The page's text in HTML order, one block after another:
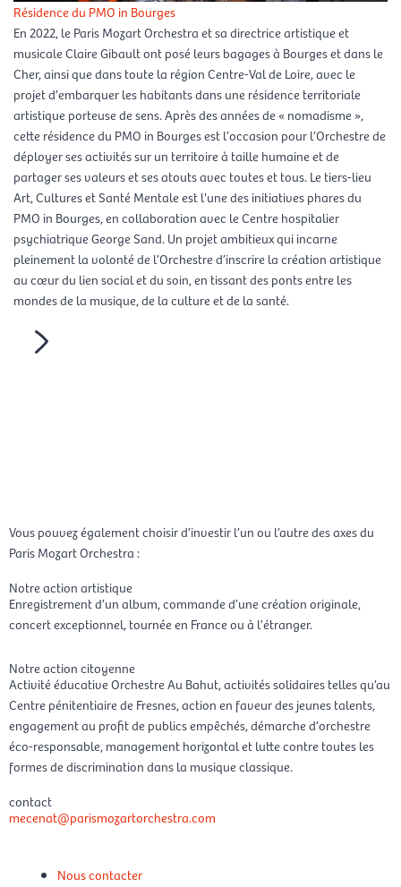
Résidence du PMO in Bourges
En 2022, le Paris Mozart Orchestra et sa directrice artistique et
musicale Claire Gibault ont posé leurs bagages à Bourges et dans le
Cher, ainsi que dans toute la région Centre-Val de Loire, avec le
projet d’embarquer les habitants dans une résidence territoriale
artistique porteuse de sens. Après des années de « nomadisme »,
cette résidence du PMO in Bourges est l’occasion pour l’Orchestre de
déployer ses activités sur un territoire à taille humaine et de
partager ses valeurs et ses atouts avec toutes et tous. Le tiers-lieu
Art, Cultures et Santé Mentale est l'une des initiatives phares du
PMO in Bourges, en collaboration avec le Centre hospitalier
psychiatrique George Sand. Un projet ambitieux qui incarne
pleinement la volonté de l’Orchestre d’inscrire la création artistique
au cœur du lien social et du soin, en tissant des ponts entre les
mondes de la musique, de la culture et de la santé.
Vous pouvez également choisir d’investir l’un ou l’autre des axes du
Paris Mozart Orchestra :
Notre action artistique
Enregistrement d’un album, commande d’une création originale,
concert exceptionnel, tournée en France ou à l’étranger.
Notre action citoyenne
Activité éducative Orchestre Au Bahut, activités solidaires telles qu’au
Centre pénitentiaire de Fresnes, action en faveur des jeunes talents,
engagement au profit de publics empêchés, démarche d’orchestre
éco-responsable, management horizontal et lutte contre toutes les
formes de discrimination dans la musique classique.
contact
mecenat@parismozartorchestra.com
Nous contacter